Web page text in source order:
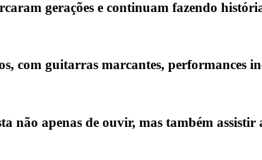
gerações e continuam fazendo
com guitarras marcantes, performances
não apenas de ouvir, mas também assistir